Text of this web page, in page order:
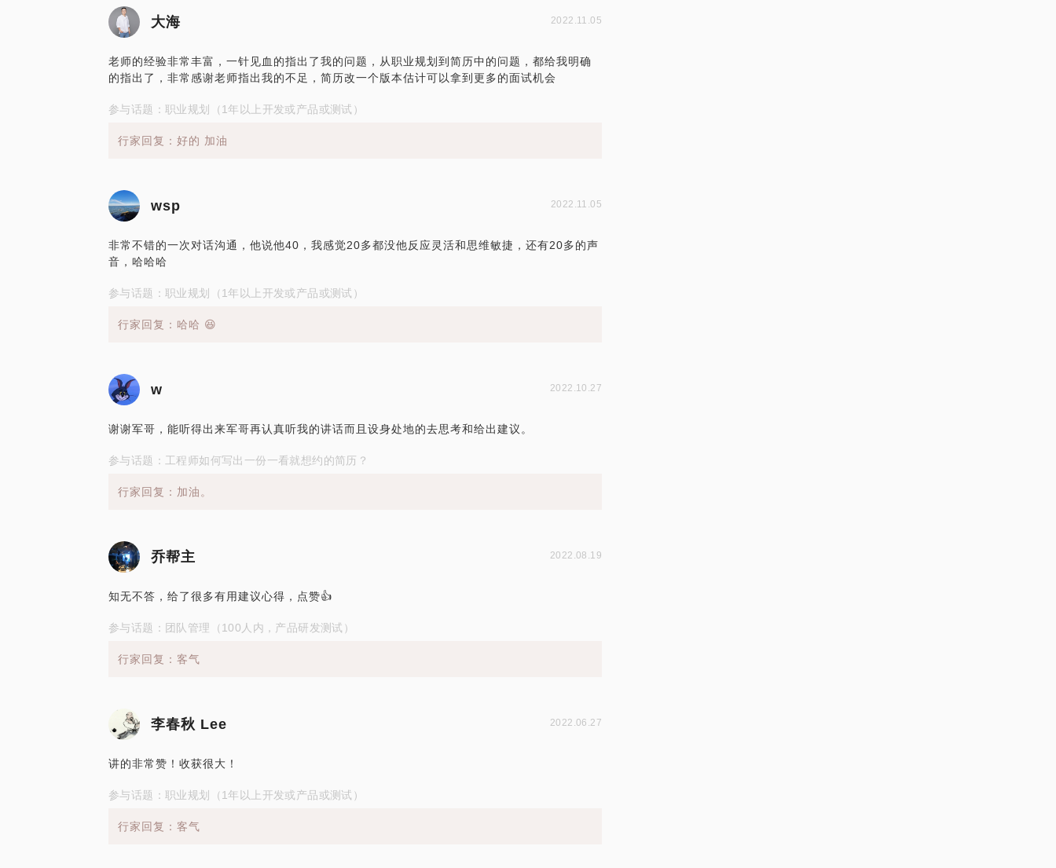
大海 2022.11.05
老师的经验非常丰富，一针见血的指出了我的问题，从职业规划到简历中的问题，都给我明确
的指出了，非常感谢老师指出我的不足，简历改一个版本估计可以拿到更多的面试机会
参与话题：职业规划（1年以上开发或产品或测试）
行家回复：好的 加油
wsp 2022.11.05
非常不错的一次对话沟通，他说他40，我感觉20多都没他反应灵活和思维敏捷，还有20多的声
音，哈哈哈
参与话题：职业规划（1年以上开发或产品或测试）
行家回复：哈哈 😆
w 2022.10.27
谢谢军哥，能听得出来军哥再认真听我的讲话而且设身处地的去思考和给出建议。
参与话题：工程师如何写出一份一看就想约的简历？
行家回复：加油。
乔帮主 2022.08.19
知无不答，给了很多有用建议心得，点赞👍
参与话题：团队管理（100人内，产品研发测试）
行家回复：客气
李春秋 Lee 2022.06.27
讲的非常赞！收获很大！
参与话题：职业规划（1年以上开发或产品或测试）
行家回复：客气